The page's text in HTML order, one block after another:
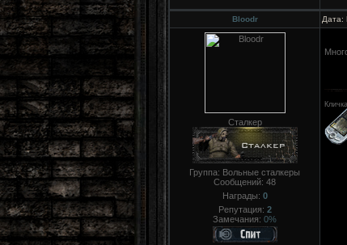
Bloodr Дата:
Сталкер
Группа: Вольные сталкеры
Сообщений: 48
Награды: 0
Репутация: 2
Замечания: 0%